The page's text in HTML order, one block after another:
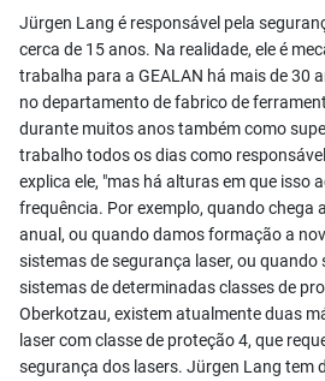
Jürgen Lang é responsável pela
cerca de 15 anos. Na realidade, ele é
trabalha para a GEALAN há mais de 30
no departamento de fabrico de
durante muitos anos também como
trabalho todos os dias como
explica ele, "mas há alturas em que isso
frequência. Por exemplo, quando chega
anual, ou quando damos formação a
sistemas de segurança laser, ou
sistemas de determinadas classes de
Oberkotzau, existem atualmente duas
laser com classe de proteção 4, que
segurança dos lasers. Jürgen Lang tem